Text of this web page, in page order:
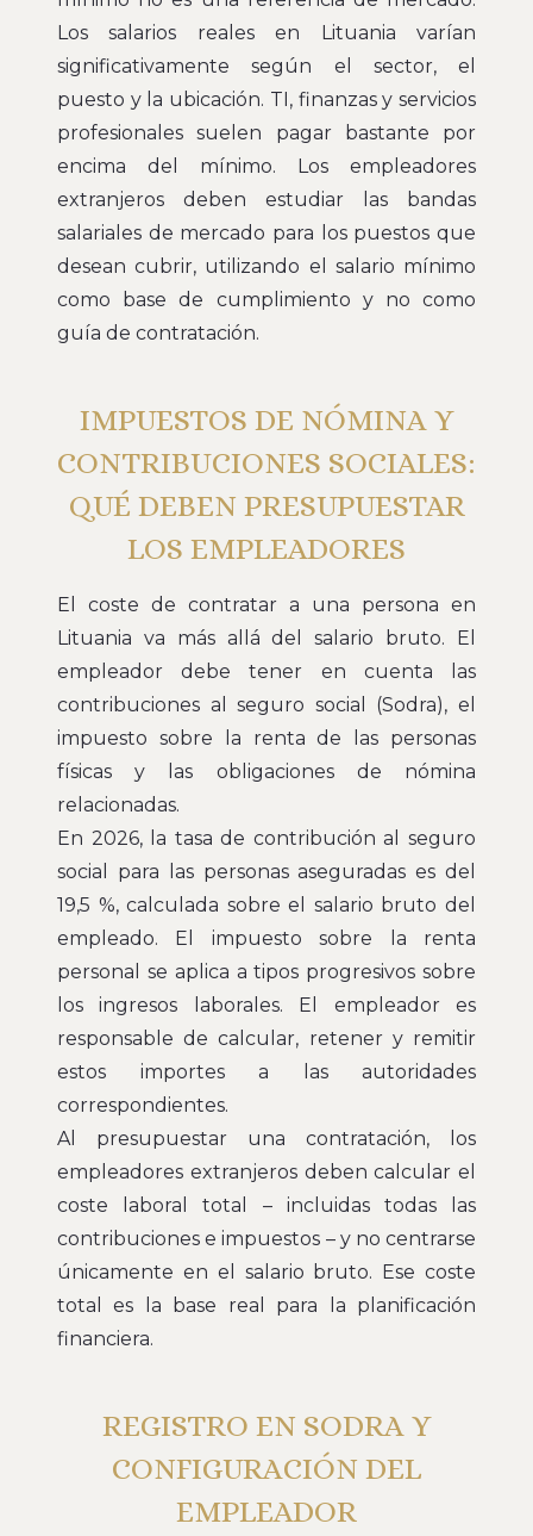
Los salarios reales en Lituania varían
significativamente según el sector, el
puesto y la ubicación. TI, finanzas y servicios
profesionales suelen pagar bastante por
encima del mínimo. Los empleadores
extranjeros deben estudiar las bandas
salariales de mercado para los puestos que
desean cubrir, utilizando el salario mínimo
como base de cumplimiento y no como
guía de contratación.
IMPUESTOS DE NÓMINA Y
CONTRIBUCIONES SOCIALES:
QUÉ DEBEN PRESUPUESTAR
LOS EMPLEADORES
El coste de contratar a una persona en
Lituania va más allá del salario bruto. El
empleador debe tener en cuenta las
contribuciones al seguro social (Sodra), el
impuesto sobre la renta de las personas
físicas y las obligaciones de nómina
relacionadas.
En 2026, la tasa de contribución al seguro
social para las personas aseguradas es del
19,5 %, calculada sobre el salario bruto del
empleado. El impuesto sobre la renta
personal se aplica a tipos progresivos sobre
los ingresos laborales. El empleador es
responsable de calcular, retener y remitir
estos importes a las autoridades
correspondientes.
Al presupuestar una contratación, los
empleadores extranjeros deben calcular el
coste laboral total – incluidas todas las
contribuciones e impuestos – y no centrarse
únicamente en el salario bruto. Ese coste
total es la base real para la planificación
financiera.
REGISTRO EN SODRA Y
CONFIGURACIÓN DEL
EMPLEADOR